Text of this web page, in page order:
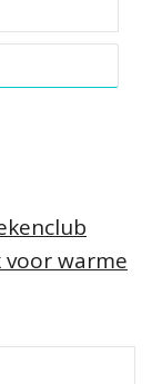
voor warme